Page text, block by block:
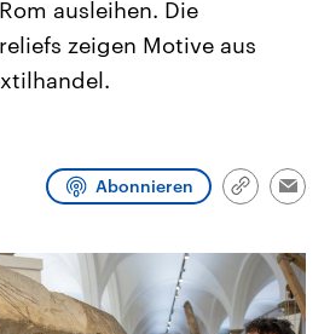
Anhalt
USA
Aktuelle Beiträge,
aktuelle Weltgeschehen.
ausleihen. Die
zeigen Motive aus
Abonnieren
Link